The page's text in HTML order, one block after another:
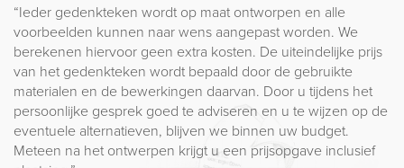
“Ieder gedenkteken wordt op maat ontworpen en alle
voorbeelden kunnen naar wens aangepast worden. We
berekenen hiervoor geen extra kosten. De uiteindelijke prijs
van het gedenkteken wordt bepaald door de gebruikte
materialen en de bewerkingen daarvan. Door u tijdens het
persoonlijke gesprek goed te adviseren en u te wijzen op de
eventuele alternatieven, blijven we binnen uw budget.
Meteen na het ontwerpen krijgt u een prijsopgave inclusief